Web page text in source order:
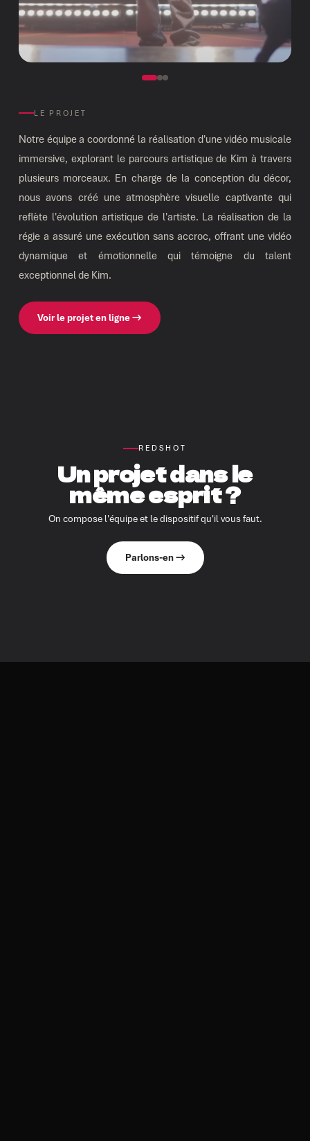
LE PROJET
Notre équipe a coordonné la réalisation d'une vidéo musicale
immersive, explorant le parcours artistique de Kim à travers
plusieurs morceaux. En charge de la conception du décor,
nous avons créé une atmosphère visuelle captivante qui
reflète l'évolution artistique de l'artiste. La réalisation de la
régie a assuré une exécution sans accroc, offrant une vidéo
dynamique et émotionnelle qui témoigne du talent
exceptionnel de Kim.
Voir le projet en ligne →
REDSHOT
Un projet dans le
même esprit ?
On compose l'équipe et le dispositif qu'il vous faut.
Parlons-en →